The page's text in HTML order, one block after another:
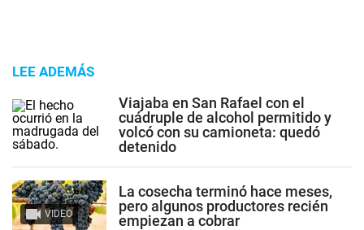
LEE ADEMÁS
Viajaba en San Rafael con el
cuádruple de alcohol permitido y
volcó con su camioneta: quedó
detenido
VIDEO
La cosecha terminó hace meses,
pero algunos productores recién
empiezan a cobrar